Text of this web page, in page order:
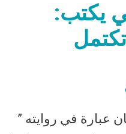
يكتب:
عبارة في روايته ”